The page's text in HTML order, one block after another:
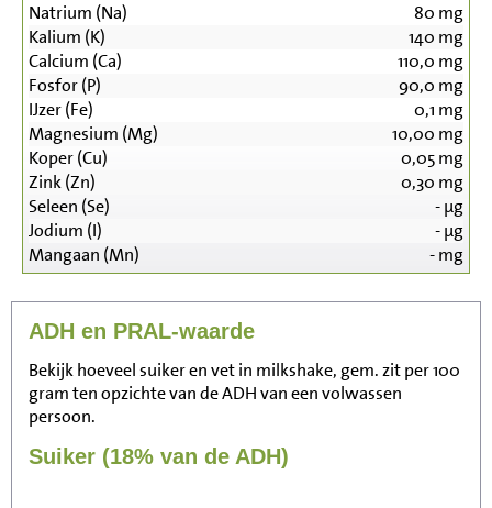
Natrium (Na) 80 mg
Kalium (K)
140 mg
Calcium (Ca)
110,0 mg
Fosfor (P)
90,0 mg
IJzer (Fe)
0,1 mg
Magnesium (Mg)
10,00 mg
Koper (Cu)
0,05mg
Zink (Zn)
0,30 mg
Seleen (Se)
-µg
Jodium (I)
-µg
Mangaan (Mn)
-mg
ADH en PRAL-waarde
Bekijk hoeveel suiker en vet in milkshake, gem. zit per 100
gram ten opzichte van de ADH van een volwassen
persoon.
Suiker (18% van de ADH)